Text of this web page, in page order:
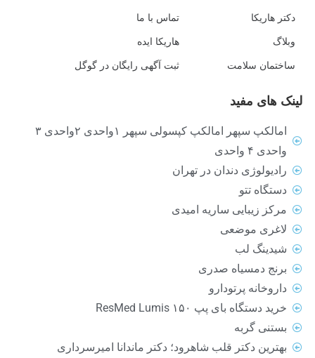
دکتر هاریکا
وبلاگ
ساختمان سلامت
تماس با ما
هاریکا ایده
ثبت آگهی رایگان در گوگل
لینک های مفید
امالکپ سپهر امالکپ کپسولی سپهر ۱واحدی ۲واحدی ۳
واحدی ۴ واحدی
رادیولوژی دندان در تهران
دستگاه تتو
مرکز زیبایی ساریه امیدی
لاغری موضعی
شیدینگ لب
برنج دمسیاه صدری
داروخانه پرتودارو
خرید دستگاه بای پپ ResMed Lumis ۱۵۰
بستنی گربه
بهترین دکتر قلب شاهرود؛ دکتر ماندانا امیرسرداری